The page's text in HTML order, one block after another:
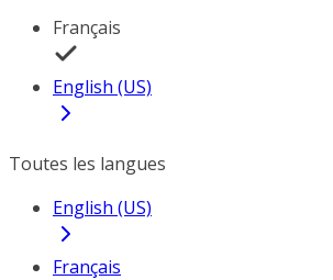
Français
English (US)
Toutes les langues
English (US)
Français